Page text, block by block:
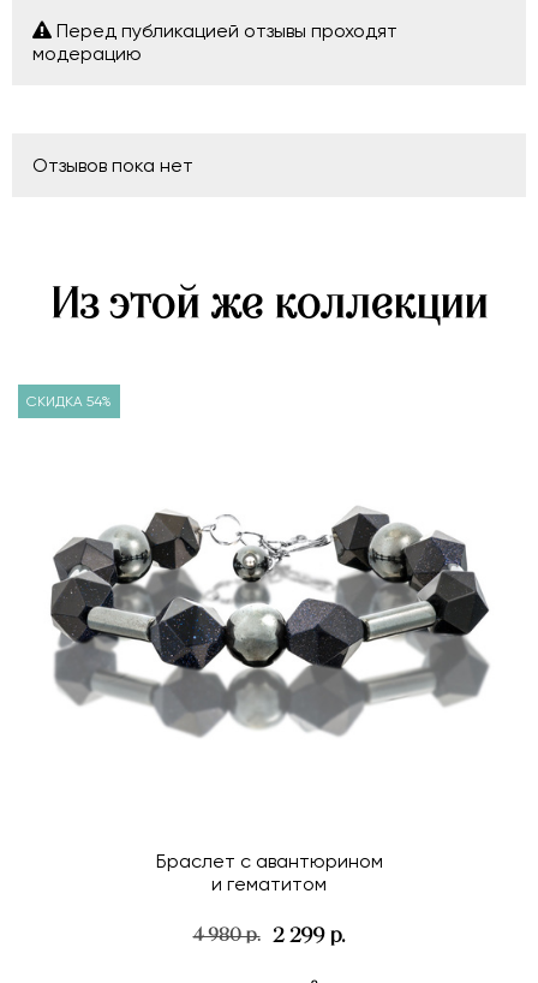
Перед публикацией отзывы проходят
модерацию
Отзывов пока нет
Из этой же коллекции
СКИДКА 54%
Браслет с авантюрином
и гематитом
4 980 р. 2 299 р.